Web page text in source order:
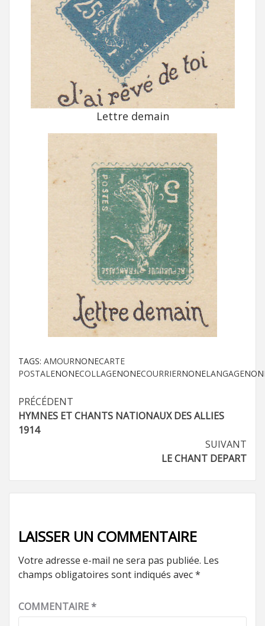
Lettre demain
TAGS: AMOURNONECARTE
POSTALENONECOLLAGENONECOURRIERNONELANGAGE
Navigation
d’article
PRÉCÉDENT
HYMNES ET CHANTS NATIONAUX DES ALLIES
1914
SUIVANT
LE CHANT DEPART
LAISSER UN COMMENTAIRE
Votre adresse e-mail ne sera pas publiée. Les
champs obligatoires sont indiqués avec*
COMMENTAIRE*